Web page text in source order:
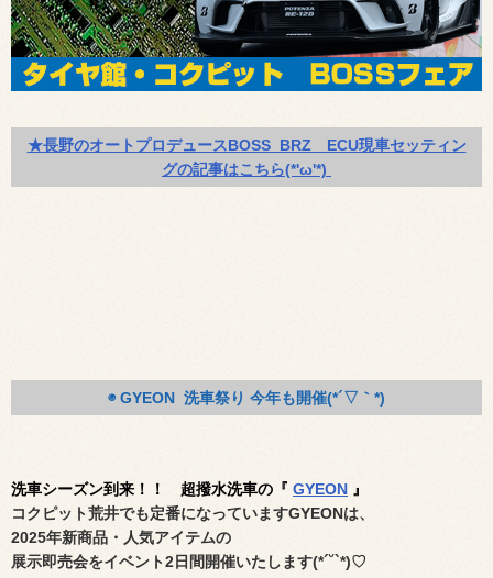
★長野のオートプロデュースBOSS BRZ ECU現車セッティン
グの記事はこちら(*'ω'*)
◉ GYEON 洗車祭り 今年も開催(*´▽｀*)
洗車シーズン到来！！ 超撥水洗車の『 GYEON 』
コクピット荒井でも定番になっていますGYEONは、
2025年新商品・人気アイテムの
展示即売会をイベント2日間開催いたします(*´˘`*)♡